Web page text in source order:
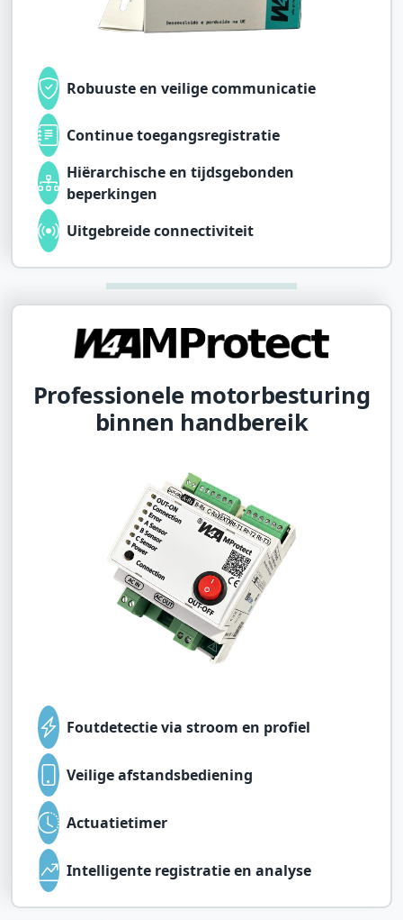
Robuuste en veilige communicatie
Continue toegangsregistratie
Hiërarchische en tijdsgebonden
beperkingen
Uitgebreide connectiviteit
Professionele motorbesturing
binnen handbereik
Foutdetectie via stroom en profiel
Veilige afstandsbediening
Actuatietimer
Intelligente registratie en analyse